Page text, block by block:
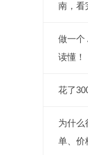
南，看
做一个
读懂！
花了
为什么
单、价